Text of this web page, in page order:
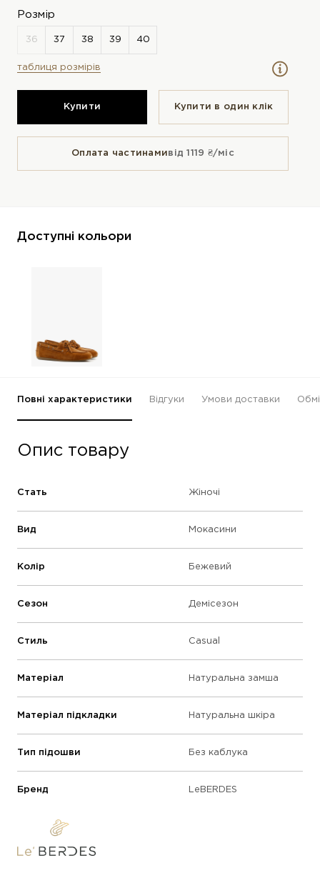
Розмір
таблиця розмірів
Купити Купити в один клiк
Оплата частинамивід 1119 ₴/міс
Доступні кольори
Повні характеристики Відгуки Умови доставки
Опис товару
Стать Жіночі
Вид Мокасини
Колір Бежевий
Сезон Демісезон
Стиль Casual
Матеріал Натуральна замша
Матеріал підкладки Натуральна шкіра
Тип підошви Без каблука
Бренд LeBERDES